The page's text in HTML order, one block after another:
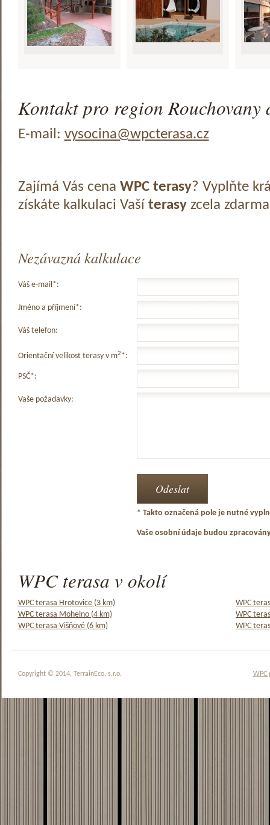
Kontakt pro region
E-mail: vysocina@wpcterasa.cz
Zajímá Vás cena WPC terasy? Vyplňte
získáte kalkulaci Vaší terasyzcela
Nezávazná kalkulace
Váš e-mail*:
Jméno a příjmení*:
Váš telefon:
Orientační velikost terasy v m2*:
PSČ*:
Vaše požadavky:
* Takto označená pole je nutné
Vaše osobní údaje budou
WPC terasa v okolí
WPC terasa Hrotovice (3 km)
WPC
WPC terasa Mohelno (4 km)
WPC
WPC terasa Višňové (6 km)
WPC
WPC
Copyright © 2014, TerrainEco, s.r.o.